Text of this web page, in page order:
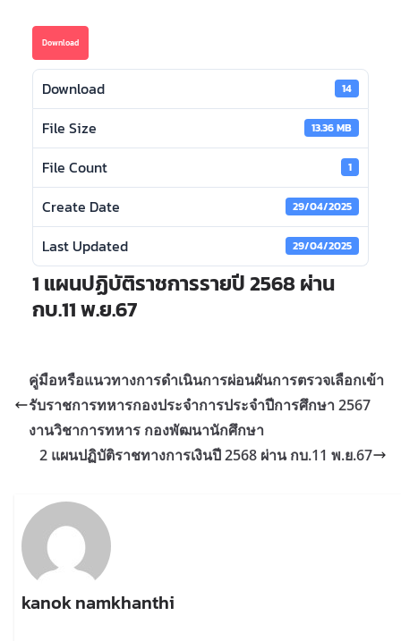
Download
Download 14
File Size 13.36 MB
File Count 1
Create Date 29/04/2025
Last Updated 29/04/2025
1 แผนปฏิบัติราชการรายปี 2568 ผ่าน
กบ.11 พ.ย.67
คู่มือหรือแนวทางการดำเนินการผ่อนผันการตรวจเลือกเข้า
รับราชการทหารกองประจำการประจำปีการศึกษา 2567
งานวิชาการทหาร กองพัฒนานักศึกษา
2 แผนปฏิบัติราชทางการเงินปี 2568 ผ่าน กบ.11 พ.ย.67
kanok namkhanthi